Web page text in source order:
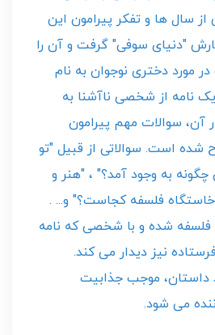
سال ها و تفکر پیرامون این
"دنیای سوفی" گرفت و آن را
مورد دختری نوجوان به نام
نامه از شخصی ناآشنا به
سوالات مهم پیرامون
شده است. سوالاتی از قبیل "تو
به وجود آمد؟" ، "هنر و
فلسفه کجاست؟" و... .
فلسفه شده و با شخصی که نامه
نیز دیدار می کند.
داستان، موجب جذابیت
می شود.